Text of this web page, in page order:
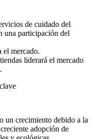
de cuidado del
una participación del
el mercado.
liderará el mercado
un crecimiento debido a la
adopción de